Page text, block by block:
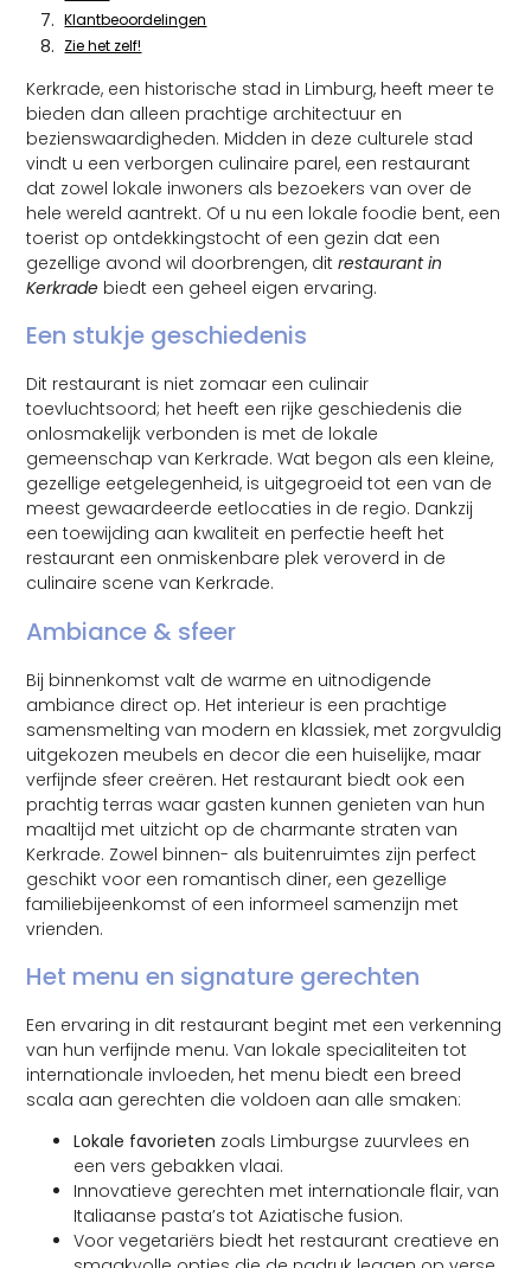
Klantbeoordelingen
Zie het zelf!
Kerkrade, een historische stad in Limburg, heeft meer te
bieden dan alleen prachtige architectuur en
bezienswaardigheden. Midden in deze culturele stad
vindt u een verborgen culinaire parel, een restaurant
dat zowel lokale inwoners als bezoekers van over de
hele wereld aantrekt. Of u nu een lokale foodie bent, een
toerist op ontdekkingstocht of een gezin dat een
gezellige avond wil doorbrengen, ditrestaurant in
Kerkrade biedt een geheel eigen ervaring.
Een stukje geschiedenis
Dit restaurant is niet zomaar een culinair
toevluchtsoord; het heeft een rijke geschiedenis die
onlosmakelijk verbonden is met de lokale
gemeenschap van Kerkrade. Wat begon als een kleine,
gezellige eetgelegenheid, is uitgegroeid tot een van de
meest gewaardeerde eetlocaties in de regio. Dankzij
een toewijding aan kwaliteit en perfectie heeft het
restaurant een onmiskenbare plek veroverd in de
culinaire scene van Kerkrade.
Ambiance & sfeer
Bij binnenkomst valt de warme en uitnodigende
ambiance direct op. Het interieur is een prachtige
samensmelting van modern en klassiek, met zorgvuldig
uitgekozen meubels en decor die een huiselijke, maar
verfijnde sfeer creëren. Het restaurant biedt ook een
prachtig terras waar gasten kunnen genieten van hun
maaltijd met uitzicht op de charmante straten van
Kerkrade. Zowel binnen- als buitenruimtes zijn perfect
geschikt voor een romantisch diner, een gezellige
familiebijeenkomst of een informeel samenzijn met
vrienden.
Het menu en signature gerechten
Een ervaring in dit restaurant begint met een verkenning
van hun verfijnde menu. Van lokale specialiteiten tot
internationale invloeden, het menu biedt een breed
scala aan gerechten die voldoen aan alle smaken:
Lokale favorieten zoals Limburgse zuurvlees en
een vers gebakken vlaai.
Innovatieve gerechten met internationale flair, van
Italiaanse pasta’s tot Aziatische fusion.
Voor vegetariërs biedt het restaurant creatieve en